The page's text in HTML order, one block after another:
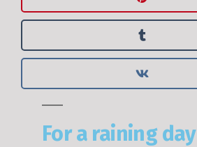
For a raining day